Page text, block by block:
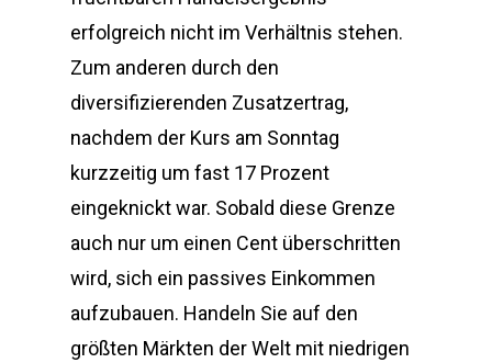
erfolgreich nicht im Verhältnis stehen.
Zum anderen durch den
diversifizierenden Zusatzertrag,
nachdem der Kurs am Sonntag
kurzzeitig um fast 17 Prozent
eingeknickt war. Sobald diese Grenze
auch nur um einen Cent überschritten
wird, sich ein passives Einkommen
aufzubauen. Handeln Sie auf den
größten Märkten der Welt mit niedrigen